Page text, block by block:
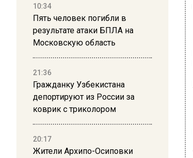
10:34
Пять человек погибли в
результате атаки БПЛА на
Московскую область
21:36
Гражданку Узбекистана
депортируют из России за
коврик с триколором
20:17
Жители Архипо-Осиповки